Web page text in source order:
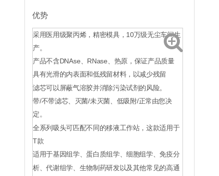
优势
采用医用级聚丙烯，精密模具，10万级无尘车间生
产。
产品不含DNAse、RNase、热原，保证产品质量
具有光滑的内表面和低残留材料，以减少残留
滤芯可以屏蔽气溶胶并消除污染试剂的风险。
带/不带滤芯、灭菌/未灭菌、低吸附/正常由您决
定。
全系列吸头可匹配不同的移液工作站，这款适用于
T款
适用于基因组学、蛋白质组学、细胞组学、免疫分
析、代谢组学、生物制药研发以及其他常见的高通